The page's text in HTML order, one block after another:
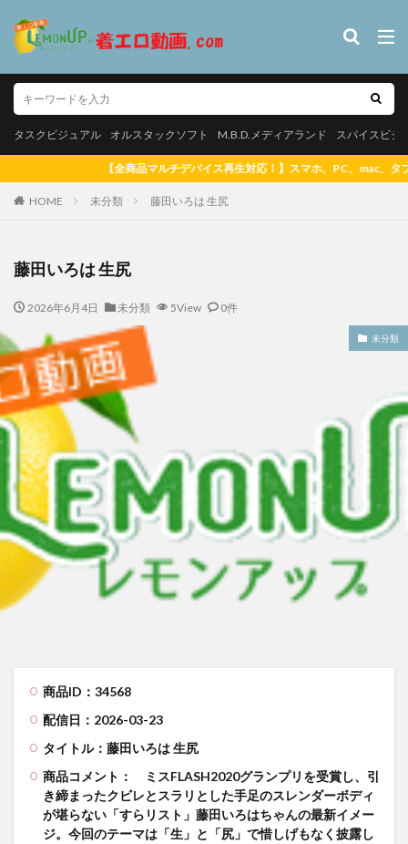
タスクビジュアル オルスタックソフト M.B.D.メディアランド スパイスビジ
再生対応！】スマホ、PC、mac、タブレットで再生可能！ 【大好評ポイントシ
HOME 未分類 藤田いろは 生尻
藤田いろは 生尻
2026年6月4日 未分類 5View 0件
未分類
商品ID：34568
配信日：2026-03-23
タイトル：藤田いろは 生尻
商品コメント：
ミスFLASH2020グランプリを受賞し、引
き締まったクビレとスラリとした手足のスレンダーボディ
が堪らない「すらリスト」藤田いろはちゃんの最新イメー
ジ。今回のテーマは「生」と「尻」で惜しげもなく披露し
タスクビジュアル オルスタックソフト スパイス
タグ
素肌のままで 郷司利也子
白壁爽子 甘い囁き
玉置梓
潮見晴香 清楚なくせに生イキだ
潮見晴香
河内菜々星 やっぱり10代（TEEN）が好き
松白愛
サリーデイズ 川本サリー
松岡凛 日焼け後のGカ
来生かほ じゅーしぃアイドルはＨに発育中！〜来生かほ６年ぶりに再
有村果夏 カワイイとか可愛いとか
有村果夏
星乃もこ グラドルでは ダメ ですか？
星乃もこ
峰りなこ
峰りなこ
尻令嬢 琴奈
小林せつな 岡山弁に恋して！
メイリ 貴方のものにして
里山さえこ Hな彼女
検索